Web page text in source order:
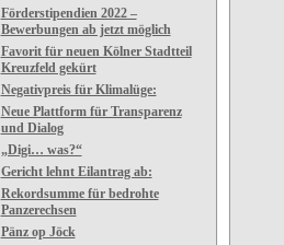
Förderstipendien 2022 –
Bewerbungen ab jetzt möglich
Favorit für neuen Kölner Stadtteil
Kreuzfeld gekürt
Negativpreis für Klimalüge:
Neue Plattform für Transparenz
und Dialog
„Digi… was?“
Gericht lehnt Eilantrag ab:
Rekordsumme für bedrohte
Panzerechsen
Pänz op Jöck